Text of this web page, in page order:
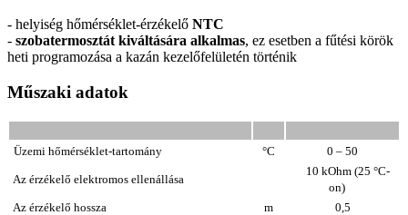
- helyiség hőmérséklet-érzékelő NTC
- szobatermosztát kiváltására alkalmas, ez esetben a fűtési körök
heti programozása a kazán kezelőfelületén történik
Műszaki adatok
Üzemi hőmérséklet-tartomány °C 0 – 50
Az érzékelő elektromos ellenállása
10 kOhm (25 °C-
on)
Az érzékelő hossza m
0,5